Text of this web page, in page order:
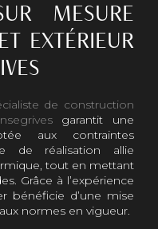
MESURE
EXTÉRIEUR
de construction
garantit une
aux contraintes
de réalisation allie
tout en mettant
Grâce à l’expérience
bénéficie d’une mise
normes en vigueur.